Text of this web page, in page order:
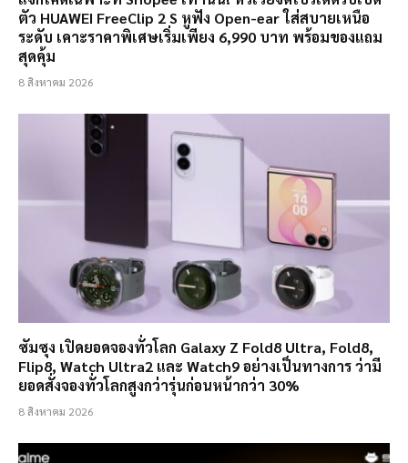
ตัว HUAWEI FreeClip 2 S หูฟัง Open-ear ใส่สบายเหนือ
ระดับ เคาะราคาพิเศษเริ่มเพียง 6,990 บาท พร้อมของแถม
สุดคุ้ม
8 สิงหาคม 2026
ซัมซุง เปิดยอดจองทั่วโลก Galaxy Z Fold8 Ultra, Fold8,
Flip8, Watch Ultra2 และ Watch9 อย่างเป็นทางการ ว่ามี
ยอดสั่งจองทั่วโลกสูงกว่ารุ่นก่อนหน้ากว่า 30%
8 สิงหาคม 2026